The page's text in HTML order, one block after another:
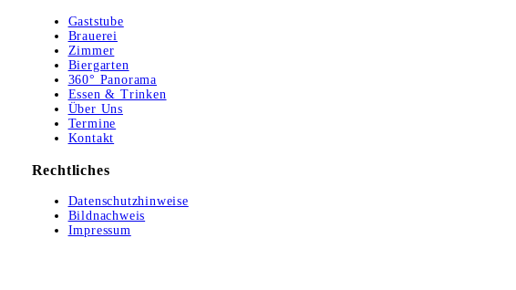
Gaststube
Brauerei
Zimmer
Biergarten
360° Panorama
Essen & Trinken
Über Uns
Termine
Kontakt
Rechtliches
Datenschutzhinweise
Bildnachweis
Impressum